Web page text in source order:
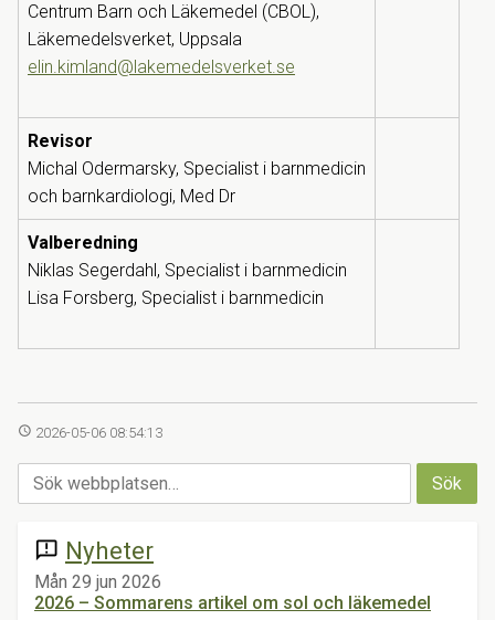
Centrum Barn och Läkemedel (CBOL),
Läkemedelsverket, Uppsala
elin.kimland@lakemedelsverket.se
Revisor
Michal Odermarsky, Specialist i barnmedicin
och barnkardiologi, Med Dr
Valberedning
Niklas Segerdahl, Specialist i barnmedicin
Lisa Forsberg, Specialist i barnmedicin
access_time 2026-05-06 08:54:13
announcement Nyheter
Mån 29 jun 2026
2026 – Sommarens artikel om sol och läkemedel